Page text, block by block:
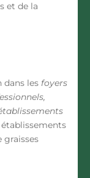
et de la
dans les foyers
établissements
graisses